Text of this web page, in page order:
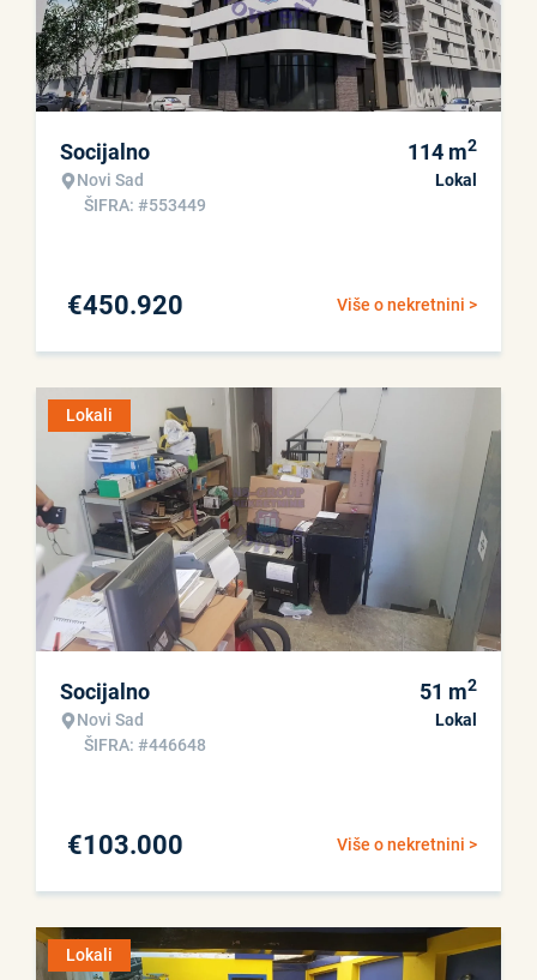
Socijalno
Novi Sad
ŠIFRA: #553449
114 m2
Lokal
Više o nekretnini >
€450.920
Lokali
Socijalno
Novi Sad
ŠIFRA: #446648
51 m2
Lokal
Više o nekretnini >
€103.000
Lokali